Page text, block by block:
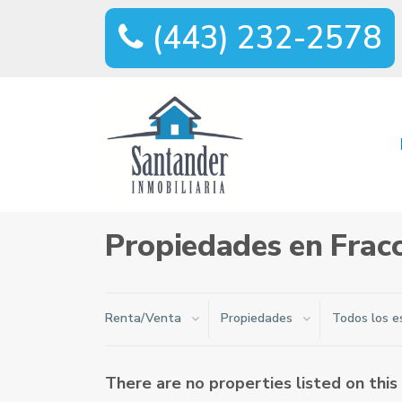
(443) 232-2578
Fracc. Puertas del Sol
Propiedades en
Renta/Venta Propiedades Todos los
There are no properties listed on